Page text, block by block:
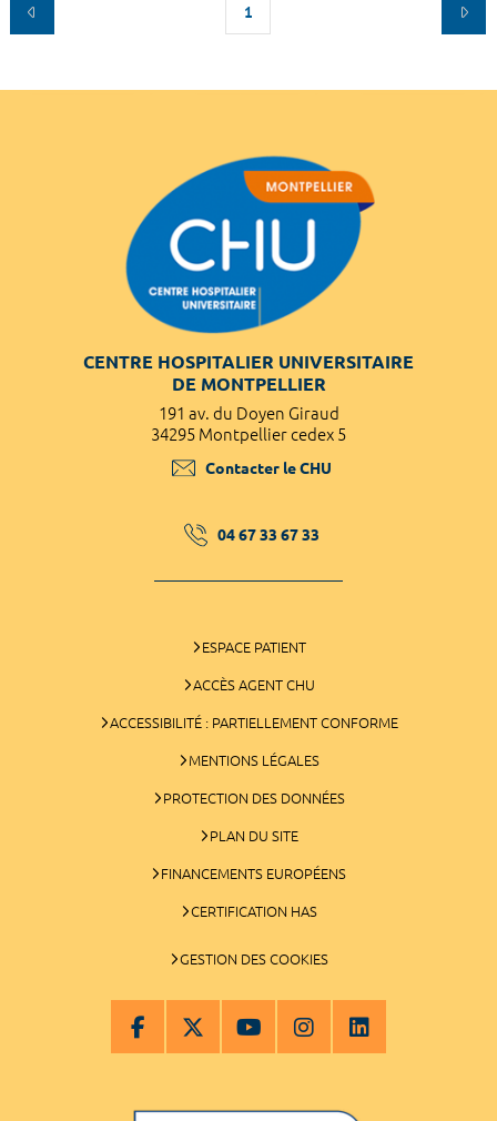
1
CENTRE HOSPITALIER UNIVERSITAIRE
DE MONTPELLIER
191 av. du Doyen Giraud
34295 Montpellier cedex 5
Contacter le CHU
04 67 33 67 33
ESPACE PATIENT
ACCÈS AGENT CHU
ACCESSIBILITÉ : PARTIELLEMENT CONFORME
MENTIONS LÉGALES
PROTECTION DES DONNÉES
PLAN DU SITE
FINANCEMENTS EUROPÉENS
CERTIFICATION HAS
GESTION DES COOKIES